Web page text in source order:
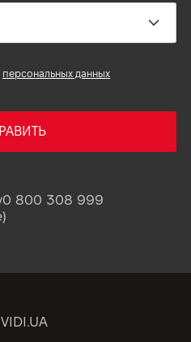
персональных данных
0 800 308 999